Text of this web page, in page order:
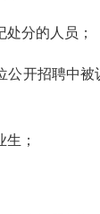
分的人员；
开招聘中被
；